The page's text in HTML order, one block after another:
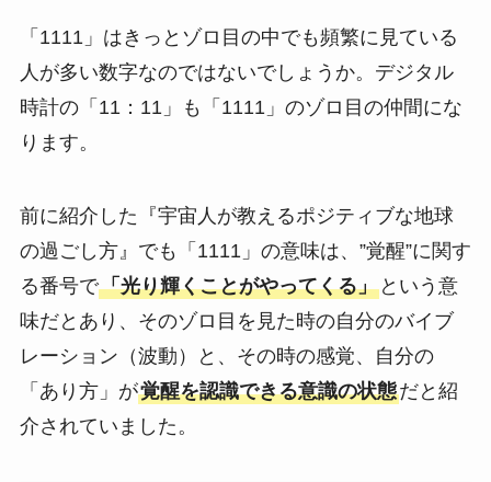
「1111」はきっとゾロ目の中でも頻繁に見ている
人が多い数字なのではないでしょうか。デジタル
時計の「11：11」も「1111」のゾロ目の仲間にな
ります。
前に紹介した『宇宙人が教えるポジティブな地球
の過ごし方』でも「1111」の意味は、”覚醒”に関す
る番号で「光り輝くことがやってくる」という意
味だとあり、そのゾロ目を見た時の自分のバイブ
レーション（波動）と、その時の感覚、自分の
「あり方」が覚醒を認識できる意識の状態だと紹
介されていました。